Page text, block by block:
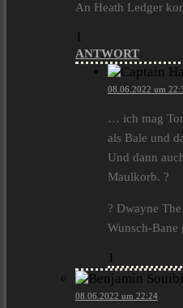
An Heath Ledger
1
ANTWORT
08.06.2022 um
… ich mag
als Bale und
Und dann
Maulkorb. ?
? Dwayne
Wunsch-Bane
1
08.06.2022 um 22:24